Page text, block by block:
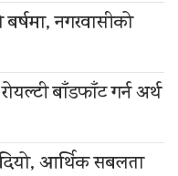
नगरवासीको
बाँडफाँट गर्न अर्थ
आर्थिक सबलता